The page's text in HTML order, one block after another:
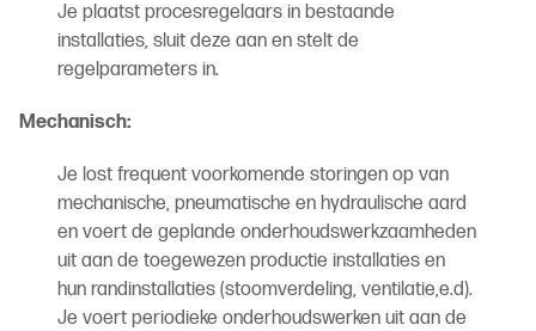
Je plaatst procesregelaars in bestaande
installaties, sluit deze aan en stelt de
regelparameters in.
Mechanisch:
Je lost frequent voorkomende storingen op van
mechanische, pneumatische en hydraulische aard
en voert de geplande onderhoudswerkzaamheden
uit aan de toegewezen productie installaties en
hun randinstallaties (stoomverdeling, ventilatie,e.d).
Je voert periodieke onderhoudswerken uit aan de